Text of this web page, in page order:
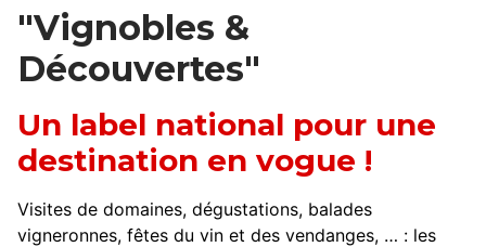
"Vignobles &
Découvertes"
Un label national pour une
destination en vogue !
Visites de domaines, dégustations, balades
vigneronnes, fêtes du vin et des vendanges, … : les